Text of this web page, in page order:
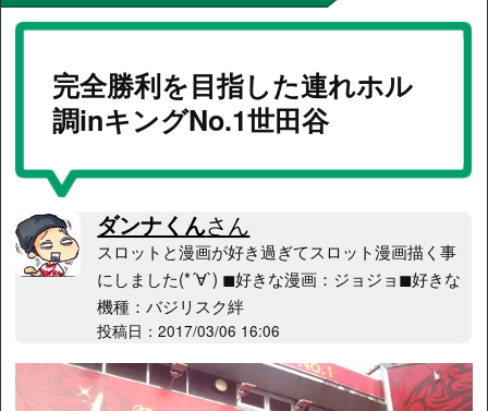
完全勝利を目指した連れホル
調inキングNo.1世田谷
ダンナくんさん
スロットと漫画が好き過ぎてスロット漫画描く事
にしました(*´∀`) ◼好きな漫画：ジョジョ◼好きな
機種：バジリスク絆
投稿日：2017/03/06 16:06